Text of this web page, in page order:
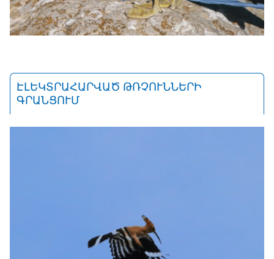
ԷԼԵԿՏՐԱՀԱՐՎԱԾ ԹՌՉՈՒՆՆԵՐԻ
ԳՐԱՆՑՈՒՄ